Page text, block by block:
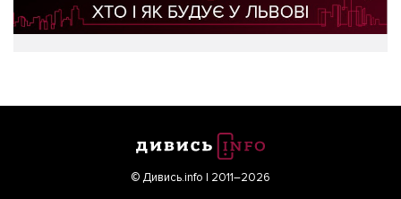
© Дивись.info | 2011–2026